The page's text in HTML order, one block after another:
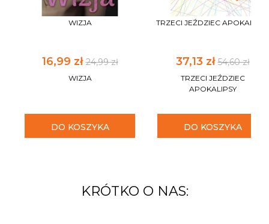
WIZJA
16,99 zł24,99 zł
WIZJA
DO KOSZYKA
TRZECI JEŹDZIEC APOKALIPSY
37,13 zł54,60 zł
TRZECI JEŹDZIEC
APOKALIPSY
DO KOSZYKA
KRÓTKO O NAS: